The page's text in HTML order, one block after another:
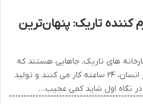
تاریک: پنهان‌ترین
های تاریک، جاهایی هستند که
ربات ها بدون نیاز به نور یا حضور انسان، ۲۴ ساعته کار می کنند و تولید
در نگاه اول شاید کمی عجیب…